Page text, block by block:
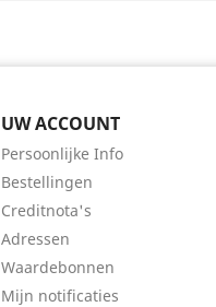
UW ACCOUNT
Persoonlijke Info
Bestellingen
Creditnota's
Adressen
Waardebonnen
Mijn notificaties